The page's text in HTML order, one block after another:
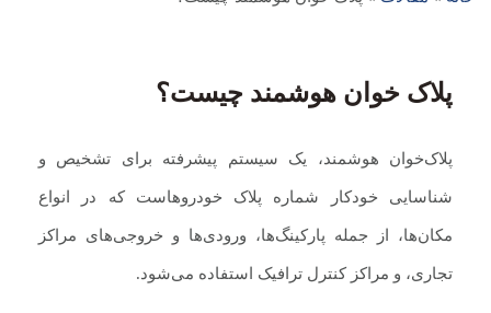
پلاک خوان هوشمند چیست؟
پلاک‌خوان هوشمند، یک سیستم پیشرفته برای تشخیص و
شناسایی خودکار شماره پلاک خودروهاست که در انواع
مکان‌ها، از جمله پارکینگ‌ها، ورودی‌ها و خروجی‌های مراکز
تجاری، و مراکز کنترل ترافیک استفاده می‌شود.